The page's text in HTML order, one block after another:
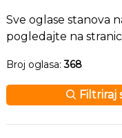
Sve oglase stanova
pogledajte na
Broj oglasa:368
Filtriraj